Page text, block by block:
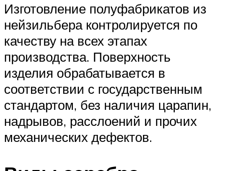
Изготовление полуфабрикатов из
нейзильбера контролируется по
качеству на всех этапах
производства. Поверхность
изделия обрабатывается в
соответствии с государственным
стандартом, без наличия царапин,
надрывов, расслоений и прочих
механических дефектов.